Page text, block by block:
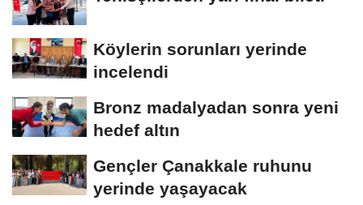
Köylerin sorunları yerinde
incelendi
Bronz madalyadan sonra yeni
hedef altın
Gençler Çanakkale ruhunu
yerinde yaşayacak